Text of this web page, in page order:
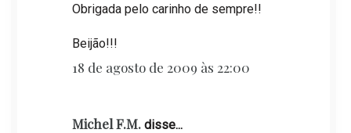
Obrigada pelo carinho de sempre!!
Beijão!!!
18 de agosto de 2009 às 22:00
Michel F.M. disse...